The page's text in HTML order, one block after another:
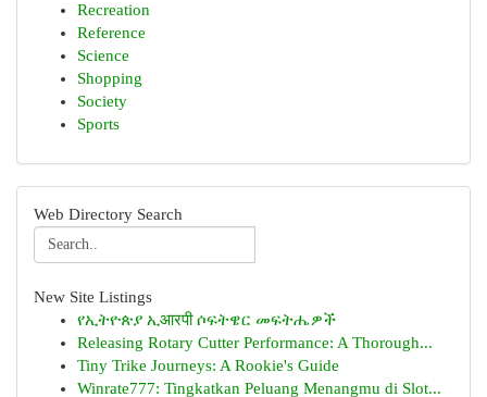
Recreation
Reference
Science
Shopping
Society
Sports
Web Directory Search
New Site Listings
የኢትዮጵያ ኢआरपी ሶፍትዌር መፍትሔዎች
Releasing Rotary Cutter Performance: A Thorough...
Tiny Trike Journeys: A Rookie's Guide
Winrate777: Tingkatkan Peluang Menangmu di Slot...